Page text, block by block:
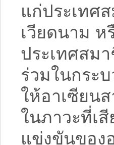
แก่ประเท
เวียดนาม ห
ประเทศสม
ร่วมในกระ
ให้อาเซียน
ในภาวะที่เ
แข่งขันของ